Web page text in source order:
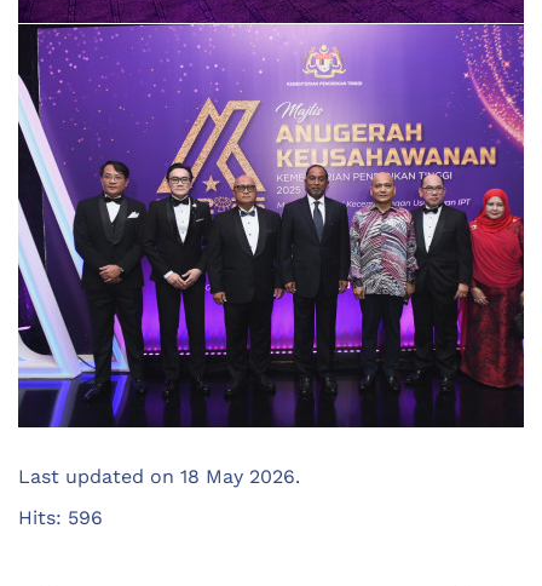
Last updated on 18 May 2026.
Hits: 596